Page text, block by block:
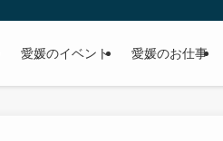
愛媛のイベント 愛媛のお仕事